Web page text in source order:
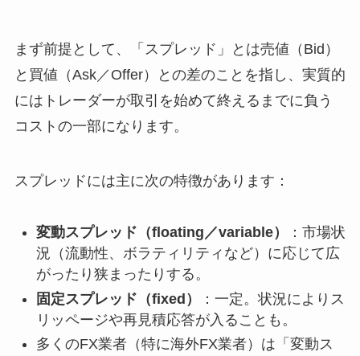
まず前提として、「スプレッド」とは売値（Bid）
と買値（Ask／Offer）との差のことを指し、実質的
にはトレーダーが取引を始めて終えるまでに負う
コストの一部になります。
スプレッドには主に次の特徴があります：
変動スプレッド（floating／variable）
：市場状
況（流動性、ボラティリティなど）に応じて広
がったり狭まったりする。
固定スプレッド（fixed）
：一定。状況によりス
リッページや再見積応答が入ることも。
多くのFX業者（特に海外FX業者）は「変動ス